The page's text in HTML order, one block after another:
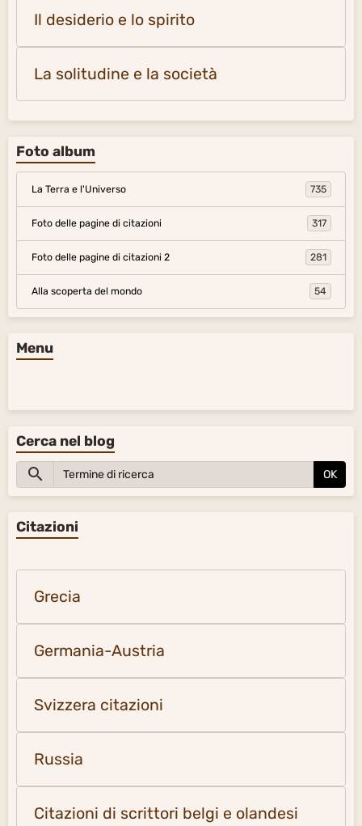
Il desiderio e lo spirito
La solitudine e la società
Foto album
La Terra e l'Universo 735
Foto delle pagine di citazioni 317
Foto delle pagine di citazioni 2 281
Alla scoperta del mondo 54
Menu
Cerca nel blog
OK
Citazioni
Grecia
Germania-Austria
Svizzera citazioni
Russia
Citazioni di scrittori belgi e olandesi